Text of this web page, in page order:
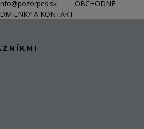
info@pozorpes.sk
OBCHODNÉ
A KONTAKT